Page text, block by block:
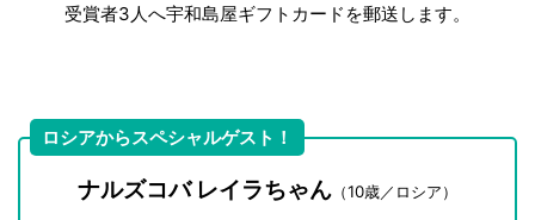
受賞者3人へ宇和島屋ギフトカードを郵送します。
ロシアからスペシャルゲスト！
ナルズコバ レイラちゃん （10歳／ロシア）